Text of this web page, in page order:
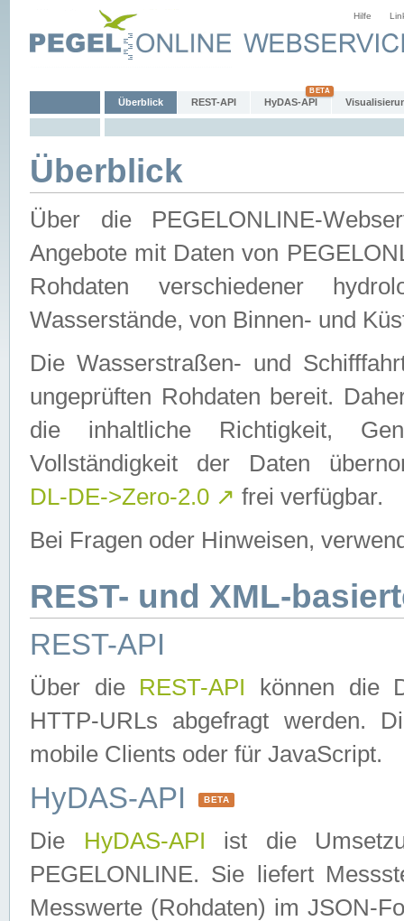
Hilfe
Überblick REST-API HyDAS-API
Überblick
Über die PEGELONLINE-
Angebote mit Daten von
Rohdaten verschiedener
Wasserstände, von Binnen- und
Die Wasserstraßen- und
ungeprüften Rohdaten bereit.
die inhaltliche Richtigkeit,
Vollständigkeit der Daten
DL-DE->Zero-2.0 ↗ frei verfügbar.
Bei Fragen oder Hinweisen,
REST- und XML-
REST-API
Über die REST-API können die
HTTP-URLs abgefragt werden.
mobile Clients oder für JavaScript.
HyDAS-API BETA
Die HyDAS-API ist die
PEGELONLINE. Sie liefert
Messwerte (Rohdaten) im JSON-